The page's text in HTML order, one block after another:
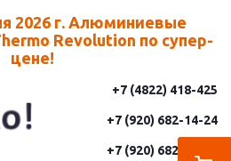
2026 г. Алюминиевые
Revolution по супер-
цене!
+7 (4822) 418-425
+7 (920) 682-14-24
+7 (920) 682-14-25